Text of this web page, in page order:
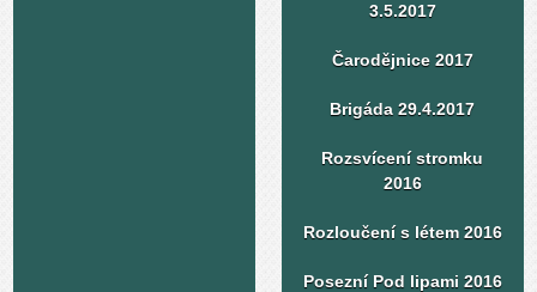
3.5.2017
Čarodějnice 2017
Brigáda 29.4.2017
Rozsvícení stromku
2016
Rozloučení s létem 2016
Posezní Pod lipami 2016